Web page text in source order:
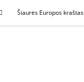
Šiaurės Europos kraštas